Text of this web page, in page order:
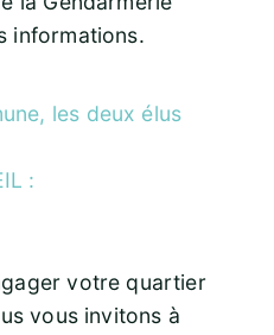
informations.
les deux élus
:
votre quartier
vous invitons à